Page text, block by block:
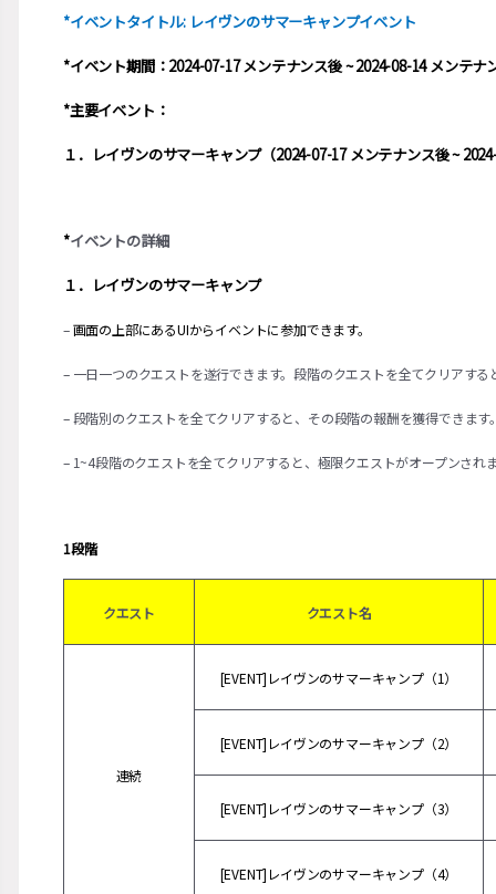
*イベントタイトル: レイヴンのサマーキャンプイベント
*イベント期間：2024-07-17 メンテナンス後 ~ 2024-08-14 メンテナ
*主要イベント：
１．レイヴンのサマーキャンプ（2024-07-17 メンテナンス後 ~
*イベントの詳細
１．レイヴンのサマーキャンプ
–画面の上部にあるUIからイベントに参加できます。
– 一日一つのクエストを遂行できます。段階のクエストを全てクリアす
– 段階別のクエストを全てクリアすると、その段階の報酬を獲得できます
– 1~4段階のクエストを全てクリアすると、極限クエストがオープンされ
1段階
クエスト クエスト名
連続
[EVENT]レイヴンのサマーキャンプ（1）
[EVENT]レイヴンのサマーキャンプ（2）
[EVENT]レイヴンのサマーキャンプ（3）
[EVENT]レイヴンのサマーキャンプ（4）